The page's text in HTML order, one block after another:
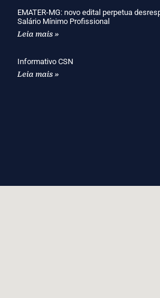
EMATER-MG: novo edital perpetua
Salário Mínimo Profissional
Leia mais »
Informativo CSN
Leia mais »